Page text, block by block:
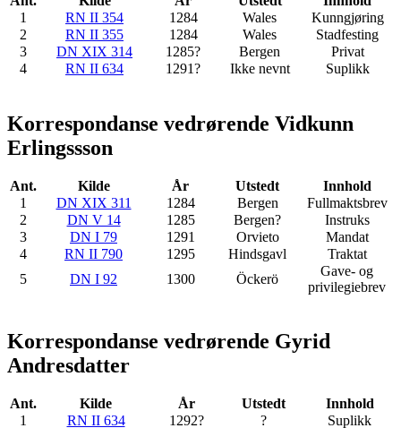
1
RN II 354 1284 Wales
Kunngjøring
2
RN II 355 1284 Wales
Stadfesting
3
DN XIX 314 1285? Bergen
Privat
4
RN II 634 1291? Ikke nevnt Suplikk
Korrespondanse vedrørende Vidkunn
Erlingssson
Ant. Kilde År Utstedt
Innhold
1
DN XIX 311 1284 Bergen
Fullmaktsbrev
2
DN V 14 1285 Bergen?
Instruks
3
DN I 79 1291 Orvieto
Mandat
4
RN II 790 1295 Hindsgavl
Traktat
5
DN I 92 1300 Öckerö
Gave- og
privilegiebrev
Korrespondanse vedrørende Gyrid
Andresdatter
Ant. Kilde År Utstedt
Innhold
1
RN II 634 1292? ? Suplikk